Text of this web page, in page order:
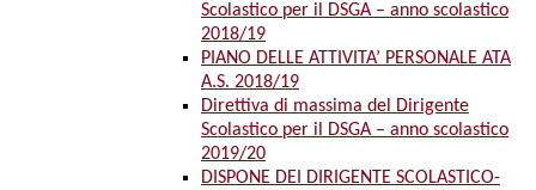
Scolastico per il DSGA – anno scolastico
2018/19
PIANO DELLE ATTIVITA’ PERSONALE ATA
A.S. 2018/19
Direttiva di massima del Dirigente
Scolastico per il DSGA – anno scolastico
2019/20
DISPONE DEI DIRIGENTE SCOLASTICO-